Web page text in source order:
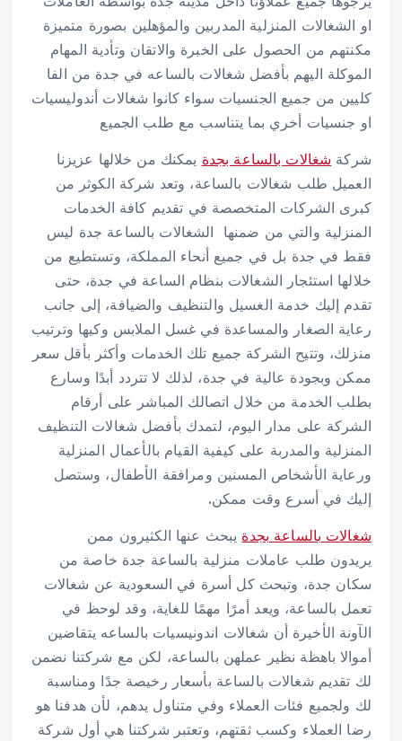
او الشغالات المنزلية المدربين والمؤهلين بصورة متميزة
مكنتهم من الحصول على الخبرة والاتقان وتأدية المهام
الموكلة اليهم بأفضل شغالات بالساعه في جدة من الفا
كليين من جميع الجنسيات سواء كانوا شغالات أندوليسيات
او جنسيات أخري بما يتناسب مع طلب الجميع
شركة شغالات بالساعة بجدة يمكنك من خلالها عزيزنا
العميل طلب شغالات بالساعة، وتعد شركة الكوثر من
كبرى الشركات المتخصصة في تقديم كافة الخدمات
المنزلية والتي من ضمنها الشغالات بالساعة جدة ليس
فقط في جدة بل في جميع أنحاء المملكة، وتستطيع من
خلالها استئجار الشغالات بنظام الساعة في جدة، حتى
تقدم إليك خدمة الغسيل والتنظيف والضيافة، إلى جانب
رعاية الصغار والمساعدة في غسل الملابس وكيها وترتيب
منزلك، وتتيح الشركة جميع تلك الخدمات وأكثر بأقل سعر
ممكن وبجودة عالية في جدة، لذلك لا تتردد أبدًا وسارع
بطلب الخدمة من خلال اتصالك المباشر على أرقام
الشركة على مدار اليوم، لتمدك بأفضل شغالات التنظيف
المنزلية والمدربة على كيفية القيام بالأعمال المنزلية
ورعاية الأشخاص المسنين ومرافقة الأطفال، وستصل
إليك في أسرع وقت ممكن.
شغالات بالساعة بجدة يبحث عنها الكثيرون ممن
يريدون طلب عاملات منزلية بالساعة جدة خاصة من
سكان جدة، وتبحث كل أسرة في السعودية عن شغالات
تعمل بالساعة، ويعد أمرًا مهمًا للغاية، وقد لوحظ في
الآونة الأخيرة أن شغالات اندونيسيات بالساعه يتقاضين
أموالا باهظة نظير عملهن بالساعة، لكن مع شركتنا نضمن
لك تقديم شغالات بالساعة بأسعار رخيصة جدًا ومناسبة
لك ولجميع فئات العملاء وفي متناول يدهم، لأن هدفنا هو
رضا العملاء وكسب ثقتهم، وتعتبر شركتنا هي أول شركة